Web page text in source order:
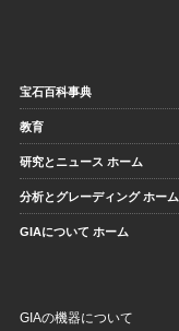
宝石百科事典
教育
研究とニュース ホーム
分析とグレーディング ホーム
GIAについて ホーム
GIAの機器について